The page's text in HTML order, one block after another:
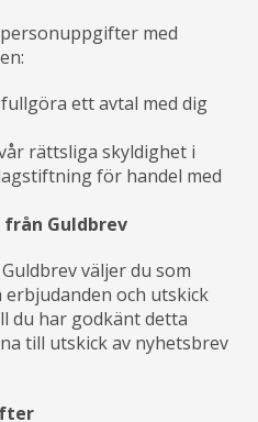
med
ett avtal med dig
rättsliga skyldighet i
för handel med
Guldbrev
väljer du som
och utskick
du har godkänt detta
till utskick av nyhetsbrev